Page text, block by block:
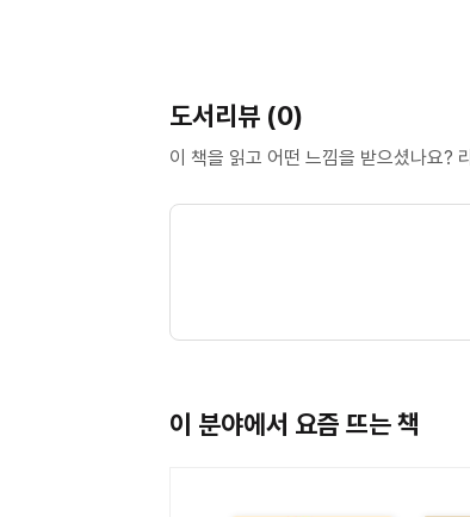
직시, 그리고 삶에 적용하는 시간을 가
숨겨두고 꺼내지 않았던 내면의 상처,
않았지만, 생생하고 뼈아프고 모두가 공
고민과 그녀의 현실적인 조언들은, 훗
시작된 그녀의 강의가 책으로 출간되
주제로 강의 러브콜을 보내고 있는 중이
출연하면서, 지금은 교회와 학교를 넘
남자의 아내, 한 아이의 엄마의 역할을
도서리뷰 (0)
이 책을 읽고 어떤 느낌을 받으셨나요?
이 분야에서 요즘 뜨는 책